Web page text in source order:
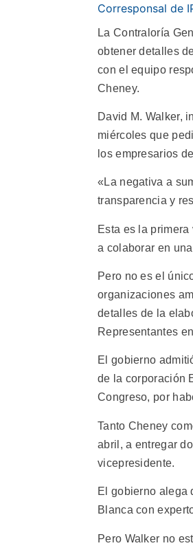
Corresponsal de
La Contraloría
obtener detalles
con el equipo
Cheney.
David M. Walker,
miércoles que
los empresarios
«La negativa a
transparencia y
Esta es la
a colaborar en
Pero no es el
organizaciones
detalles de la
Representantes
El gobierno
de la corporación
Congreso, por
Tanto Cheney
abril, a entregar
vicepresidente.
El gobierno alega
Blanca con
Pero Walker no